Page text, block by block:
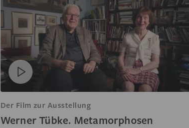
Der Film zur Ausstellung
Werner Tübke. Metamorphosen